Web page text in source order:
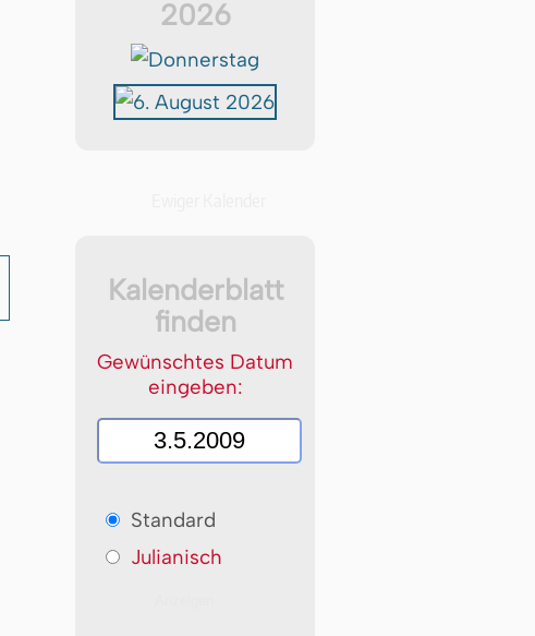
2026
Kalenderblatt
finden
Gewünschtes Datum
eingeben:
Standard
Julianisch